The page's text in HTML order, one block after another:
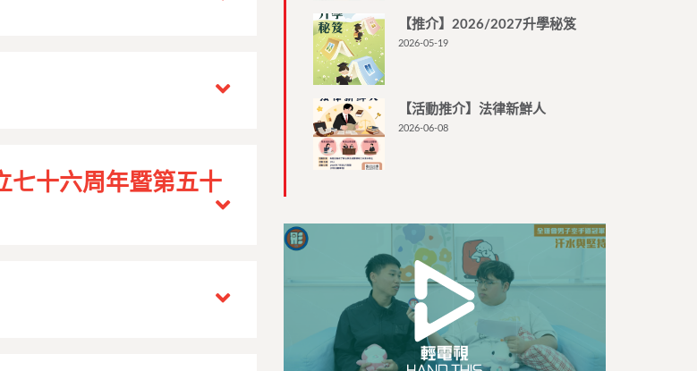
七十六周年暨第五十
【推介】2026/2027升學秘笈
2026-05-19
【活動推介】法律新鮮人
2026-06-08